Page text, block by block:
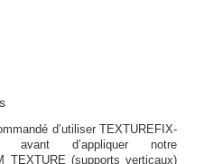
d’utiliser TEXTUREFIX-
d’appliquer notre
TEXTURE (supports verticaux)